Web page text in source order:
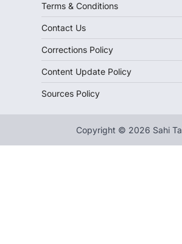
Terms & Conditions
Contact Us
Corrections Policy
Content Update Policy
Sources Policy